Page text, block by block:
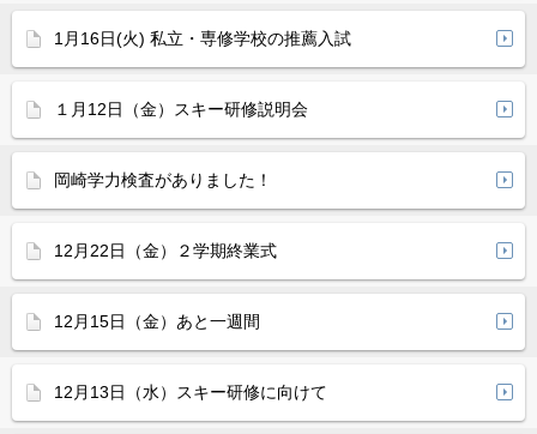
1月16日(火) 私立・専修学校の推薦入試
１月12日（金）スキー研修説明会
岡崎学力検査がありました！
12月22日（金）２学期終業式
12月15日（金）あと一週間
12月13日（水）スキー研修に向けて